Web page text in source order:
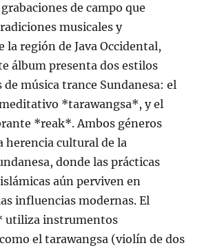
de campo que
musicales y
la región de Java Occidental,
álbum presenta dos estilos
música trance Sundanesa: el
*tarawangsa*, y el
*reak*. Ambos géneros
herencia cultural de la
donde las prácticas
aún perviven en
influencias modernas. El
utiliza instrumentos
el tarawangsa (violín de dos